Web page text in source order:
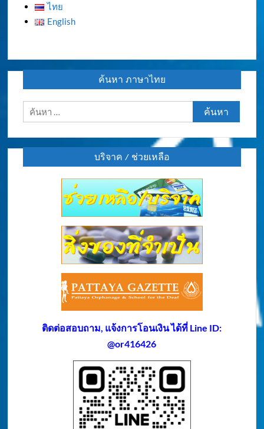
ไทย
English
ค้นหา ภาษาไทย
ค้นหา
สำหรับ:
บริจาค / ช่วยเหลือ
ติดต่อสอบถาม, แจ้งการโอนเงิน ได้ที่ Line ID:
@or416426